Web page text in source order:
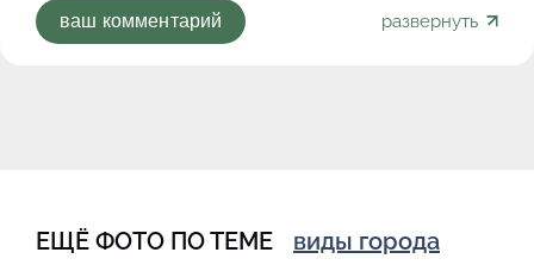
ваш комментарий развернуть
ЕЩЁ ФОТО ПО ТЕМЕ виды города